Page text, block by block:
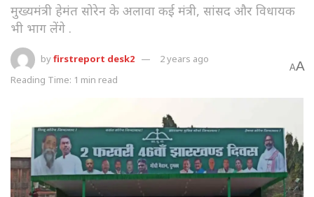
मुख्यमंत्री हेमंत सोरेन के अलावा कई मंत्री, सांसद और विधायक
भी भाग लेंगे .
byfirstreport desk2
2 years ago
Reading Time: 1 min read
AA